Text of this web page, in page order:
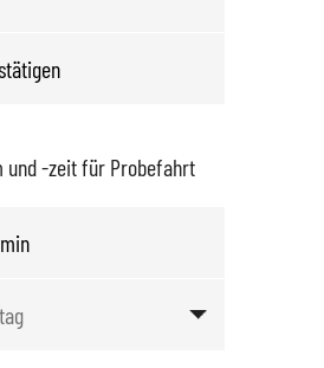
und -zeit für Probefahrt